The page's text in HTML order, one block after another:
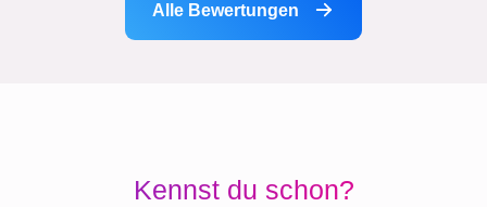
Alle Bewertungen
Kennst du schon?